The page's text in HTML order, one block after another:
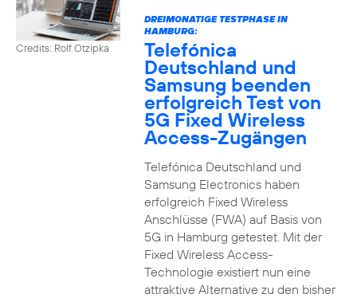
Credits: Rolf Otzipka
DREIMONATIGE TESTPHASE IN
HAMBURG:
Telefónica
Deutschland und
Samsung beenden
erfolgreich Test von
5G Fixed Wireless
Access-Zugängen
Telefónica Deutschland und
Samsung Electronics haben
erfolgreich Fixed Wireless
Anschlüsse (FWA) auf Basis von
5G in Hamburg getestet. Mit der
Fixed Wireless Access-
Technologie existiert nun eine
attraktive Alternative zu den bisher